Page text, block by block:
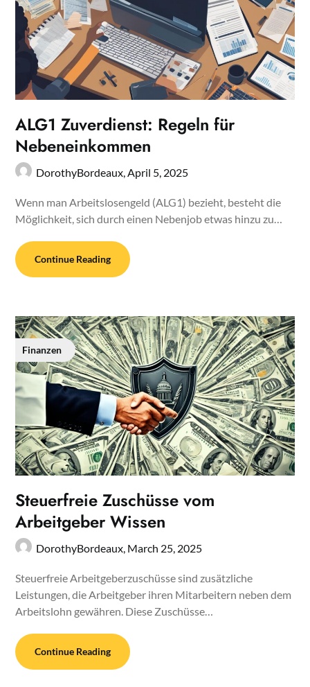
ALG1 Zuverdienst: Regeln für
Nebeneinkommen
DorothyBordeaux, April 5, 2025
Wenn man Arbeitslosengeld (ALG1) bezieht, besteht die
Möglichkeit, sich durch einen Nebenjob etwas hinzu zu…
Continue Reading
Finanzen
Steuerfreie Zuschüsse vom
Arbeitgeber Wissen
DorothyBordeaux, March 25, 2025
Steuerfreie Arbeitgeberzuschüsse sind zusätzliche
Leistungen, die Arbeitgeber ihren Mitarbeitern neben dem
Arbeitslohn gewähren. Diese Zuschüsse…
Continue Reading